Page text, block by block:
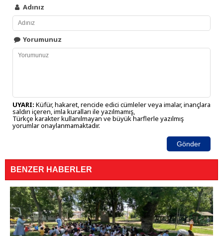
Adınız
Yorumunuz
UYARI: Küfür, hakaret, rencide edici cümleler veya imalar, inançlara
saldırı içeren, imla kuralları ile yazılmamış,
Türkçe karakter kullanılmayan ve büyük harflerle yazılmış
yorumlar onaylanmamaktadır.
Gönder
BENZER HABERLER